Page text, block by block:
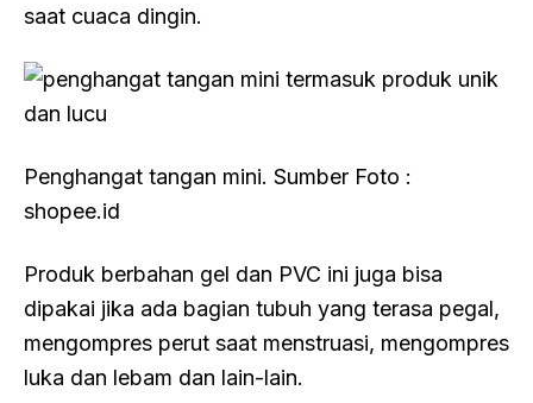
saat cuaca dingin.
Penghangat tangan mini. Sumber Foto :
shopee.id
Produk berbahan gel dan PVC ini juga bisa
dipakai jika ada bagian tubuh yang terasa pegal,
mengompres perut saat menstruasi, mengompres
luka dan lebam dan lain-lain.